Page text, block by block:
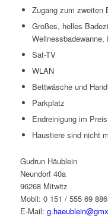
Zugang zum zweiten
Großes, helles
Wellnessbadewanne,
Sat-TV
WLAN
Bettwäsche und
Parkplatz
Endreinigung im
Haustiere sind nicht
Gudrun Häublein
Neundorf 40a
96268 Mitwitz
Mobil: 0 151 / 555 69 886
E-Mail: